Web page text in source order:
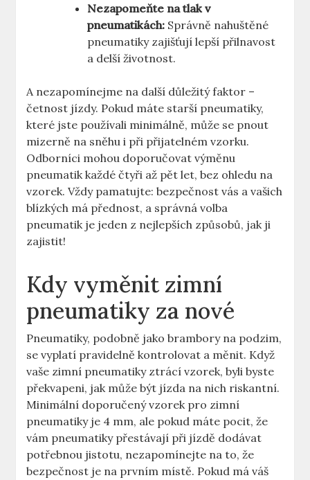
Nezapomeňte na tlak v
pneumatikách: Správně nahuštěné
pneumatiky zajišťují lepší přilnavost
a delší životnost.
A nezapomínejme na další důležitý faktor –
četnost jízdy. Pokud máte starší pneumatiky,
které jste používali minimálně, může se pnout
mizerně na sněhu i při přijatelném vzorku.
Odborníci mohou doporučovat výměnu
pneumatik každé čtyři až pět let, bez ohledu na
vzorek. Vždy pamatujte: bezpečnost vás a vašich
blízkých má přednost, a správná volba
pneumatik je jeden z nejlepších způsobů, jak ji
zajistit!
Kdy vyměnit zimní
pneumatiky za nové
Pneumatiky, podobně jako brambory na podzim,
se vyplatí pravidelně kontrolovat a měnit. Když
vaše zimní pneumatiky ztrácí vzorek, byli byste
překvapeni, jak může být jízda na nich riskantní.
Minimální doporučený vzorek pro zimní
pneumatiky je 4 mm, ale pokud máte pocit, že
vám pneumatiky přestávají při jízdě dodávat
potřebnou jistotu, nezapomínejte na to, že
bezpečnost je na prvním místě. Pokud má váš